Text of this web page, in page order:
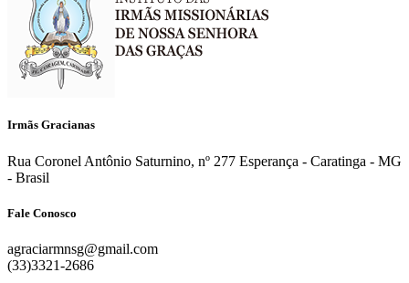
Irmãs Gracianas
Rua Coronel Antônio Saturnino, nº 277 Esperança - Caratinga - MG
- Brasil
Fale Conosco
agraciarmnsg@gmail.com
(33)3321-2686